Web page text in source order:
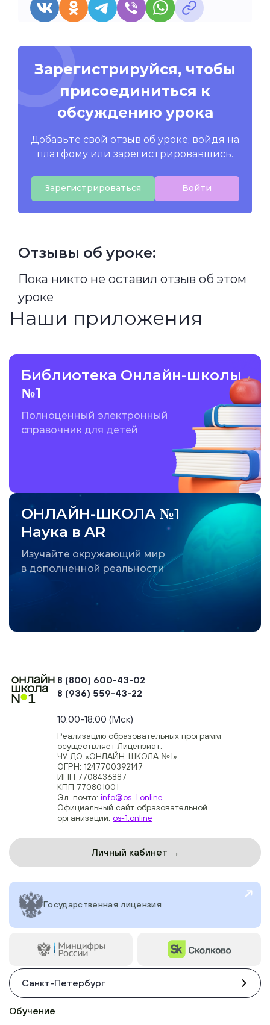
Зарегистрируйся, чтобы
присоединиться к
обсуждению урока
Добавьте свой отзыв об уроке, войдя на
платфому или зарегистрировавшись.
Зарегистрироваться Войти
Отзывы об уроке:
Пока никто не оставил отзыв об этом
уроке
Наши приложения
Библиотека Онлайн-школы
№1
Полноценный электронный
справочник для детей
ОНЛАЙН-ШКОЛА №1
Наука в AR
Изучайте окружающий мир
в дополненной реальности
8 (800) 600-43-02
8 (936) 559-43-22
10:00-18:00 (Мск)
Реализацию образовательных программ
осуществляет Лицензиат:
ЧУ ДО «ОНЛАЙН-ШКОЛА №1»
ОГРН: 1247700392147
ИНН 7708436887
КПП 770801001
Эл. почта: info@os-1.online
Официальный сайт образовательной
организации: os-1.online
Личный кабинет →
Государственная лицензия
Санкт-Петербург
Обучение